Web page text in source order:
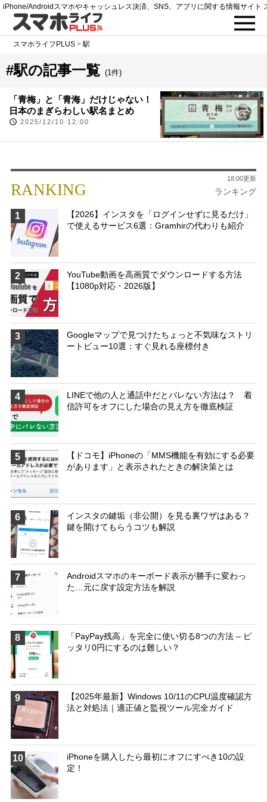
iPhone/Androidスマホやキャッシュレス決済、SNS、アプリに関する情報サイト
スマホライフPLUS >駅
#駅の記事一覧 (1件)
「青梅」と「青海」だけじゃない！
日本のまぎらわしい駅名まとめ
2025/12/10 12:00
RANKING ランキング
18:00更新
1
【2026】インスタを「ログインせずに見るだけ」
で使えるサービス6選：Gramhirの代わりも紹介
2
YouTube動画を高画質でダウンロードする方法
【1080p対応・2026版】
3
Googleマップで見つけたちょっと不気味なストリ
ートビュー10選：すぐ見れる座標付き
4
LINEで他の人と通話中だとバレない方法は？ 着
信許可をオフにした場合の見え方を徹底検証
5
【ドコモ】iPhoneの「MMS機能を有効にする必要
があります」と表示されたときの解決策とは
6
インスタの鍵垢（非公開）を見る裏ワザはある？
鍵を開けてもらうコツも解説
7
Androidスマホのキーボード表示が勝手に変わっ
た…元に戻す設定方法を解説
8
「PayPay残高」を完全に使い切る8つの方法 – ピ
ッタリ0円にするのは難しい？
9
【2025年最新】Windows 10/11のCPU温度確認方
法と対処法｜適正値と監視ツール完全ガイド
10
iPhoneを購入したら最初にオフにすべき10の設
定！